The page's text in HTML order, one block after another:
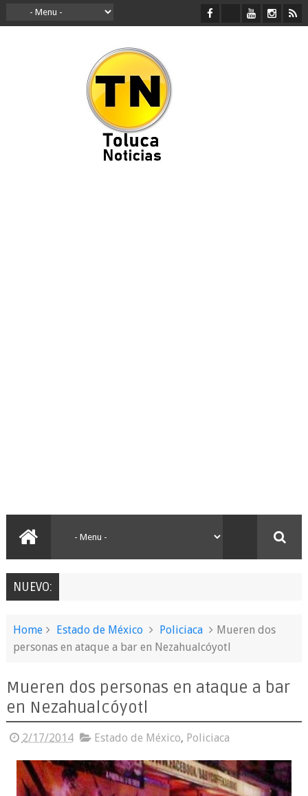
NUEVO:
Home Estado de México Policiaca
Mueren dos
personas en ataque a bar en Nezahualcóyotl
Mueren dos personas en ataque a bar
en Nezahualcóyotl
2/17/2014 Estado de México, Policiaca